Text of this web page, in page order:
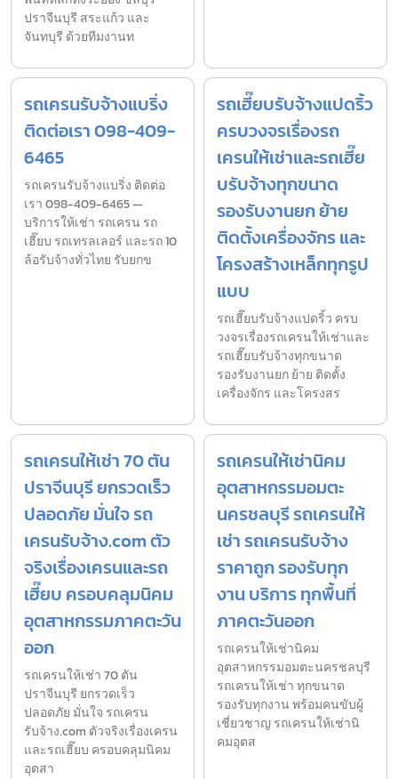
ปราจีนบุรี สระแก้ว และ
จันทบุรี ด้วยทีมงานท
รถเครนรับจ้างแบริ่ง
ติดต่อเรา 098-409-
6465
รถเครนรับจ้างแบริ่ง ติดต่อ
เรา 098-409-6465 —
บริการให้เช่า รถเครน รถ
เฮี๊ยบ รถเทรลเลอร์ และรถ 10
ล้อรับจ้างทั่วไทย รับยกข
รถเฮี๊ยบรับจ้างแปดริ้ว
ครบวงจรเรื่องรถ
เครนให้เช่าและรถเฮี๊ย
บรับจ้างทุกขนาด
รองรับงานยก ย้าย
ติดตั้งเครื่องจักร และ
โครงสร้างเหล็กทุกรูป
แบบ
รถเฮี๊ยบรับจ้างแปดริ้ว ครบ
วงจรเรื่องรถเครนให้เช่าและ
รถเฮี๊ยบรับจ้างทุกขนาด
รองรับงานยก ย้าย ติดตั้ง
เครื่องจักร และโครงสร
รถเครนให้เช่า 70 ตัน
ปราจีนบุรี ยกรวดเร็ว
ปลอดภัย มั่นใจ รถ
เครนรับจ้าง.com ตัว
จริงเรื่องเครนและรถ
เฮี๊ยบ ครอบคลุมนิคม
อุตสาหกรรมภาคตะวัน
ออก
รถเครนให้เช่า 70 ตัน
ปราจีนบุรี ยกรวดเร็ว
ปลอดภัย มั่นใจ รถเครน
รับจ้าง.com ตัวจริงเรื่องเครน
และรถเฮี๊ยบ ครอบคลุมนิคม
อุตสา
รถเครนให้เช่านิคม
อุตสาหกรรมอมตะ
นครชลบุรี รถเครนให้
เช่า รถเครนรับจ้าง
ราคาถูก รองรับทุก
งาน บริการ ทุกพื้นที่
ภาคตะวันออก
รถเครนให้เช่านิคม
อุตสาหกรรมอมตะนครชลบุรี
รถเครนให้เช่า ทุกขนาด
รองรับทุกงาน พร้อมคนขับผู้
เชี่ยวชาญ รถเครนให้เช่านิ
คมอุตส